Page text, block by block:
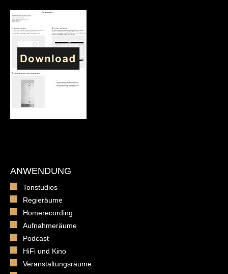
ANWENDUNG
Tonstudios
Regieräume
Homerecording
Aufnahmeräume
Podcast
HiFi und Kino
Veranstaltungsräume